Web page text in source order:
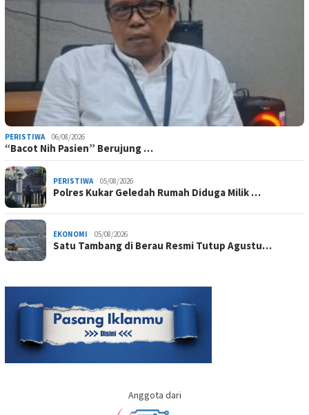
PERISTIWA 06/08/2026
“Bacot Nih Pasien” Berujung …
PERISTIWA 05/08/2026
Polres Kukar Geledah Rumah Diduga Milik …
EKONOMI 05/08/2026
Satu Tambang di Berau Resmi Tutup Agustu…
Anggota dari